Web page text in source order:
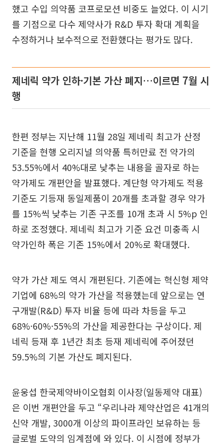
했고 수입 의약품 코프로모션 비중도 늘었다. 이 시기
를 기점으로 다수 제약사가 R&D 투자 확대 계획을
수정하거나 보수적으로 전환했다는 평가도 많다.
제네릭 약가 인하·기본 가산 폐지…이르면 7월 시
행
한편 정부는 지난해 11월 28일 제네릭 최고가 산정
기준을 현행 오리지널 의약품 특허만료 전 약가의
53.55%에서 40%대로 낮추는 내용을 골자로 하는
약가제도 개편안을 발표했다. 계단형 약가제도 적용
기준도 기등재 동일제품이 20개를 초과할 경우 약가
를 15%씩 낮추는 기존 구조를 10개 초과 시 5%p 인
하로 조정했다. 제네릭 최고가 기준 요건 미충족 시
약가인하 폭은 기존 15%에서 20%로 확대했다.
약가 가산 제도 역시 개편된다. 기존에는 혁신형 제약
기업에 68%의 약가 가산을 적용했는데 앞으로는 연
구개발(R&D) 투자 비율 등에 따라 차등을 두고
68%·60%·55%의 가산을 제공한다는 구상이다. 제
네릭 등재 후 1년간 최초 등재 제네릭에 주어졌던
59.5%의 기본 가산도 폐지된다.
윤웅섭 한국제약바이오협회 이사장(일동제약 대표)
은 이번 개편안을 두고 “우리나라 제약산업은 41개의
신약 개발, 3000개 이상의 파이프라인 보유하는 등
글로벌 도약의 임계점에 와 있다. 이 시점에 정부가